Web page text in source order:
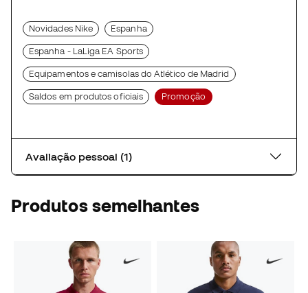
Novidades Nike Espanha
Espanha - LaLiga EA Sports
Equipamentos e camisolas do Atlético de Madrid
Saldos em produtos oficiais Promoção
Avaliação pessoal (1)
Produtos semelhantes